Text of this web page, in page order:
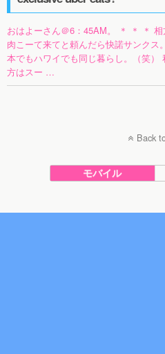
おはよーさん＠6：45AM。 ＊ ＊ ＊
肉こーて来てと頼んだら快諾サンクス
本でもハワイでも同じ暮らし。（笑
方はスー …
Back
モバイル